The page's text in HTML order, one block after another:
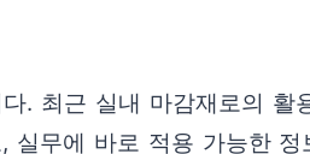
. 최근 실내 마감재로의 활
무에 바로 적용 가능한 정